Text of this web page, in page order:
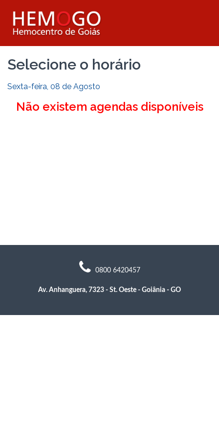
Selecione o horário
Sexta-feira, 08 de Agosto
Não existem agendas disponíveis
0800 6420457
Av. Anhanguera, 7323 - St. Oeste - Goiânia - GO